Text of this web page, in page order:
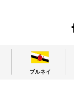
ブルネイ